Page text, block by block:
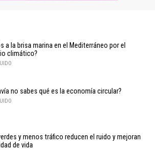
a la brisa marina en el Mediterráneo por el
climático?
no sabes qué es la economía circular?
y menos tráfico reducen el ruido y mejoran
de vida